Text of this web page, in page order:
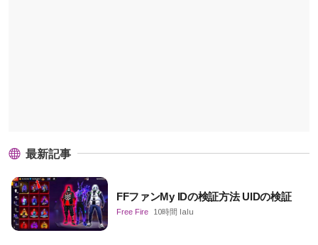
最新記事
FFファンMy IDの検証方法 UIDの検証
Free Fire 10時間 lalu